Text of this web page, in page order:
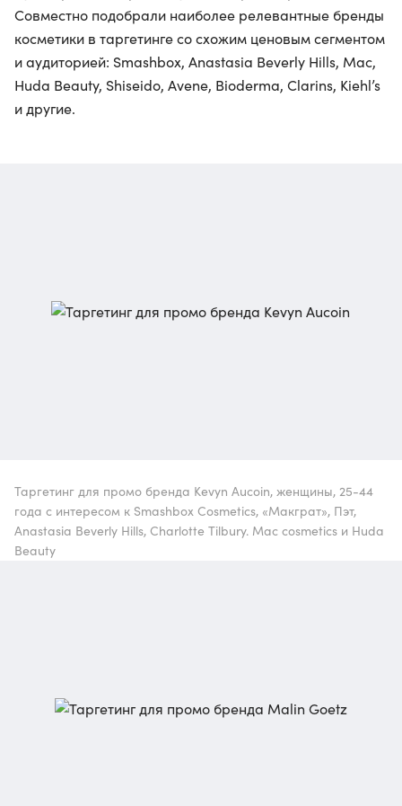
Совместно подобрали наиболее релевантные бренды
косметики в таргетинге со схожим ценовым сегментом
и аудиторией: Smashbox, Anastasia Beverly Hills, Mac,
Huda Beauty, Shiseido, Avene, Bioderma, Clarins, Kiehl’s
и другие.
Таргетинг для промо бренда Kevyn Aucoin, женщины, 25-44
года с интересом к Smashbox Cosmetics, «Макграт», Пэт,
Anastasia Beverly Hills, Charlotte Tilbury. Mac cosmetics и Huda
Beauty